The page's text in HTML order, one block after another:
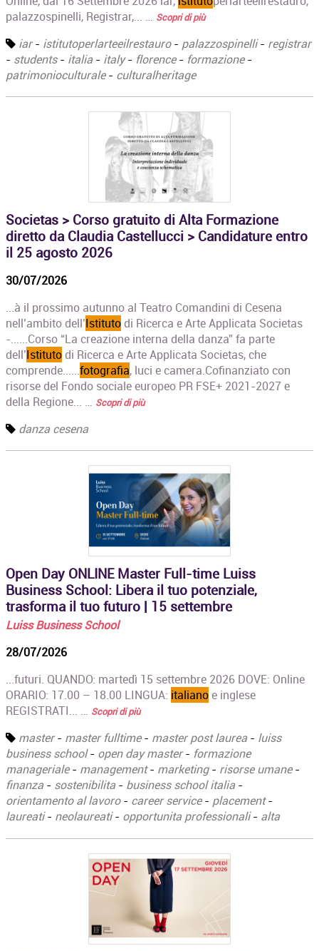
palazzospinelli, Registrar,... … Scopri di più
iar- istitutoperlarteeilrestauro- palazzospinelli- registrar
- students- italia- italy- florence- formazione-
patrimonioculturale- culturalheritage
Societas > Corso gratuito di Alta Formazione
diretto da Claudia Castellucci > Candidature entro
il 25 agosto 2026
30/07/2026
...à il prossimo autunno al Teatro Comandini di Cesena
nell’ambito dell’Istitutodi Ricerca e Arte Applicata Societas
-......Corso “La creazione interna della danza” fa parte
dell’Istitutodi Ricerca e Arte Applicata Societas, che
comprende......fotografia, luci e camera.Cofinanziato con
risorse del Fondo sociale europeo PR FSE+ 2021-2027 e
della Regione... … Scopri di più
danza cesena
Open Day ONLINE Master Full-time Luiss
Business School: Libera il tuo potenziale,
trasforma il tuo futuro | 15 settembre
Luiss Business School
28/07/2026
...futuri. QUANDO: martedì 15 settembre 2026 DOVE: Online
ORARIO: 17.00 – 18.00 LINGUA: italianoe inglese
REGISTRATI... … Scopri di più
master- master fulltime- master post laurea- luiss
business school- open day master- formazione
manageriale- management- marketing- risorse umane-
finanza- sostenibilita- business school italia-
orientamento al lavoro- career service- placement-
laureati- neolaureati- opportunita professionali- alta